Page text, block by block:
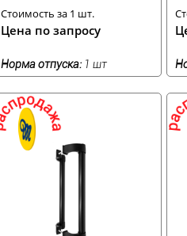
Стоимость за 1 шт.
Цена по запросу
Норма отпуска:1 шт